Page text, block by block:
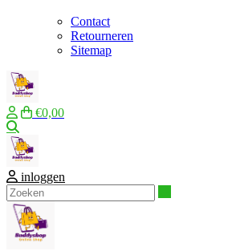
Contact
Retourneren
Sitemap
€0,00
inloggen